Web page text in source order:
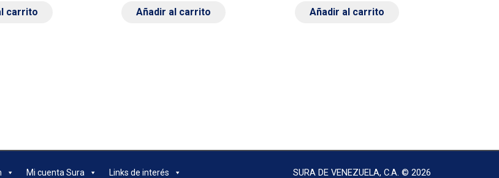
carrito Añadir al carrito Añadir al carrito
Mi cuenta Sura Links de interés SURA DE VENEZUELA, C.A. © 2026